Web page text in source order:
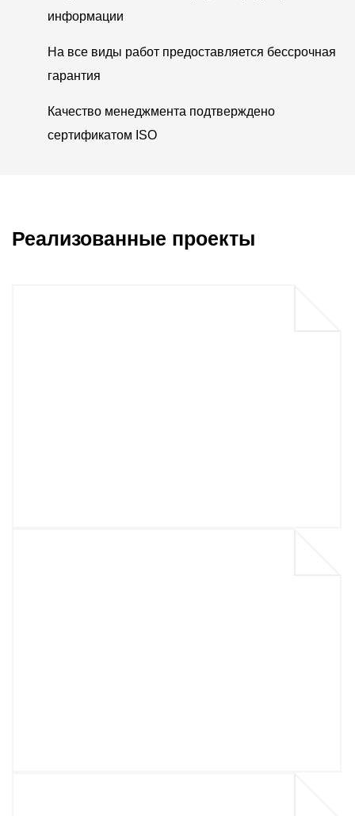
информации
На все виды работ предоставляется бессрочная
гарантия
Качество менеджмента подтверждено
сертификатом ISO
Реализованные проекты